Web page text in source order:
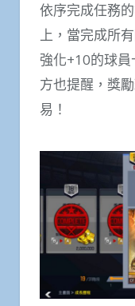
依序完成任務
上，當完成所
強化+10的球
方也提醒，獎
易！